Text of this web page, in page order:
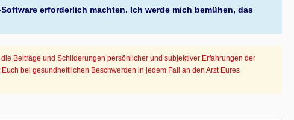
erforderlich machten. Ich werde mich bemühen, das
Beiträge und Schilderungen persönlicher und subjektiver Erfahrungen der
bei gesundheitlichen Beschwerden in jedem Fall an den Arzt Eures